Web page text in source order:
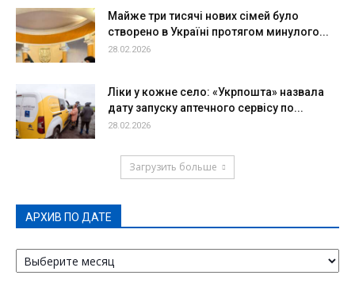
Майже три тисячі нових сімей було
створено в Україні протягом минулого...
28.02.2026
Ліки у кожне село: «Укрпошта» назвала
дату запуску аптечного сервісу по...
28.02.2026
Загрузить больше
АРХИВ ПО ДАТЕ
АРХИВ
ПО